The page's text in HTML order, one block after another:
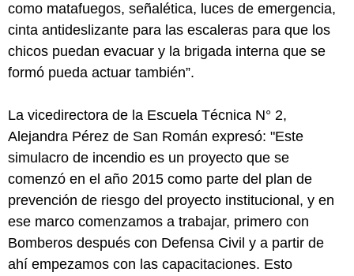
como matafuegos, señalética, luces de emergencia,
cinta antideslizante para las escaleras para que los
chicos puedan evacuar y la brigada interna que se
formó pueda actuar también”.
La vicedirectora de la Escuela Técnica N° 2,
Alejandra Pérez de San Román expresó: "Este
simulacro de incendio es un proyecto que se
comenzó en el año 2015 como parte del plan de
prevención de riesgo del proyecto institucional, y en
ese marco comenzamos a trabajar, primero con
Bomberos después con Defensa Civil y a partir de
ahí empezamos con las capacitaciones. Esto